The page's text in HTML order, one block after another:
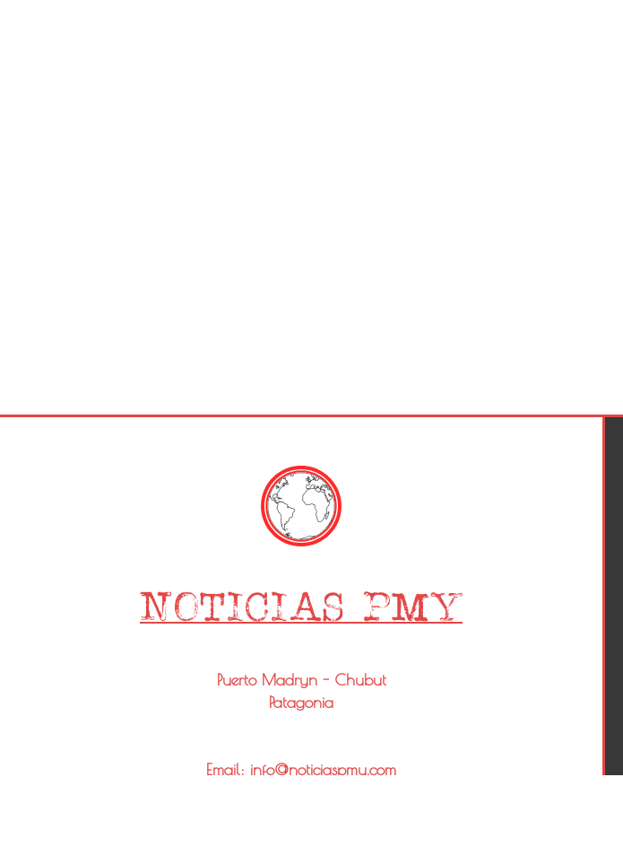
Puerto Madryn - Chubut
Patagonia
Email: info@noticiaspmy.com